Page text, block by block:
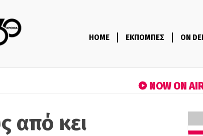
HOME ΕΚΠΟΜΠΕΣ ON
NOW ON
από κει